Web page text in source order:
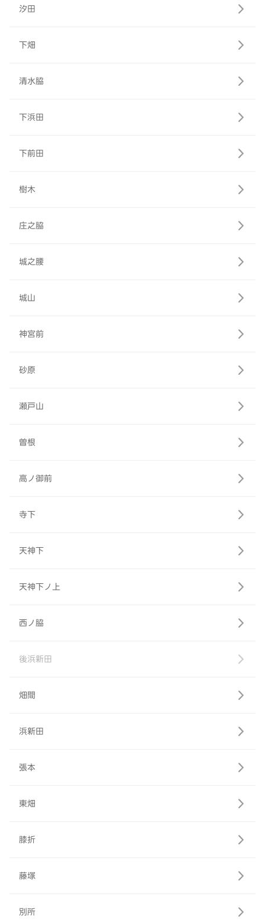
汐田
下畑
清水脇
下浜田
下前田
樹木
庄之脇
城之腰
城山
神宮前
砂原
瀬戸山
曽根
高ノ御前
寺下
天神下
天神下ノ上
西ノ脇
後浜新田
畑間
浜新田
張本
東畑
膝折
藤塚
別所